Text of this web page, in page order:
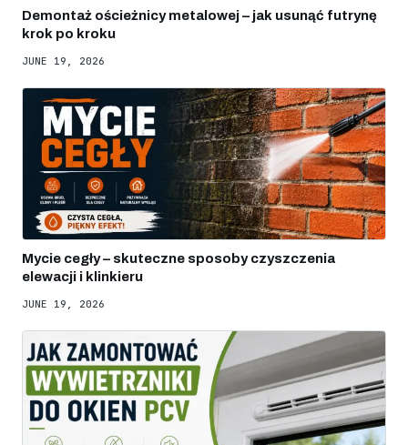
Demontaż ościeżnicy metalowej – jak usunąć futrynę
krok po kroku
JUNE 19, 2026
Mycie cegły – skuteczne sposoby czyszczenia
elewacji i klinkieru
JUNE 19, 2026